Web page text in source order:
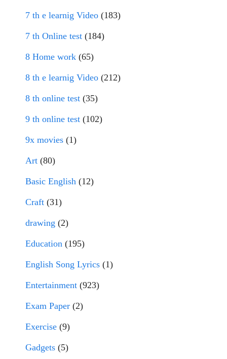
7 th e learnig Video (183)
7 th Online test (184)
8 Home work (65)
8 th e learnig Video (212)
8 th online test (35)
9 th online test (102)
9x movies (1)
Art (80)
Basic English (12)
Craft (31)
drawing (2)
Education (195)
English Song Lyrics (1)
Entertainment (923)
Exam Paper (2)
Exercise (9)
Gadgets (5)